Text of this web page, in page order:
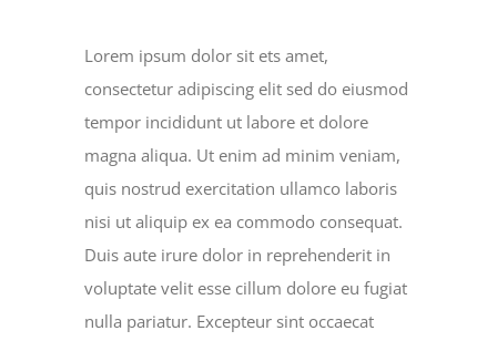
Lorem ipsum dolor sit ets amet,
consectetur adipiscing elit sed do eiusmod
tempor incididunt ut labore et dolore
magna aliqua. Ut enim ad minim veniam,
quis nostrud exercitation ullamco laboris
nisi ut aliquip ex ea commodo consequat.
Duis aute irure dolor in reprehenderit in
voluptate velit esse cillum dolore eu fugiat
nulla pariatur. Excepteur sint occaecat